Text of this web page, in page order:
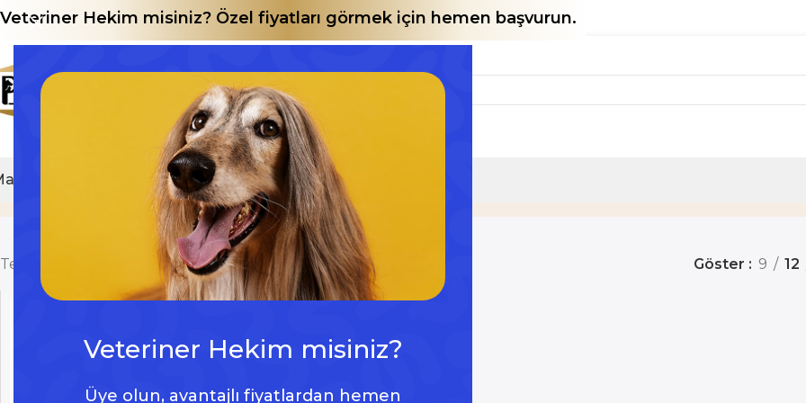
Veteriner Hekim misiniz?
Üye olun, avantajlı fiyatlardan hemen
Veteriner Hekim misiniz? Özel fiyatları görmek için hemen başvurun.
UV-C + HEPA hava temizleme
Tek bir sonuç gösteriliyor Göster 9 12